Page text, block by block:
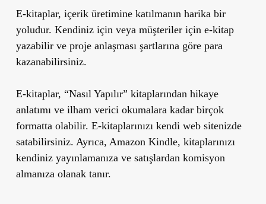
E-kitaplar, içerik üretimine katılmanın harika bir
yoludur. Kendiniz için veya müşteriler için e-kitap
yazabilir ve proje anlaşması şartlarına göre para
kazanabilirsiniz.
E-kitaplar, “Nasıl Yapılır” kitaplarından hikaye
anlatımı ve ilham verici okumalara kadar birçok
formatta olabilir. E-kitaplarınızı kendi web sitenizde
satabilirsiniz. Ayrıca, Amazon Kindle, kitaplarınızı
kendiniz yayınlamanıza ve satışlardan komisyon
almanıza olanak tanır.